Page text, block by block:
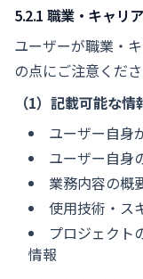
5.2.1 職業・キャリ
ユーザーが職業・
の点にご注意くださ
（1）記載可能な情
ユーザー自身
ユーザー自身
業務内容の概
使用技術・ス
プロジェクト
情報